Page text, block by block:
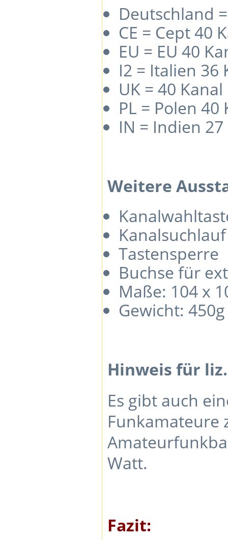
Deutschland
CE = Cept 40
EU = EU 40
I2 = Italien 36
UK = 40
PL = Polen
IN = Indien
Weitere
Kanalsuchlauf
Tastensperre
Buchse für
Maße: 104 x
Gewicht: 450g
Hinweis für
Es gibt auch
Funkamateure
Watt.
Fazit: